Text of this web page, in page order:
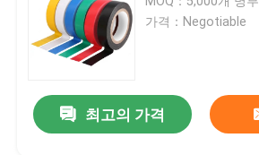
가격：Negotiable
최고의 가격